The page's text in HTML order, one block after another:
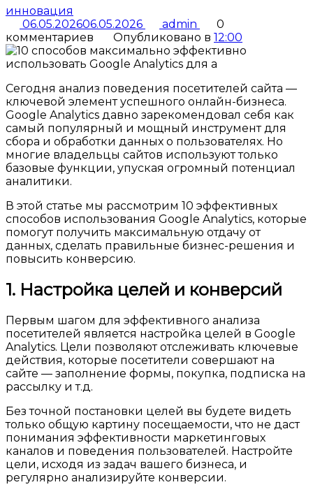
инновация
06.05.202606.05.2026 admin
0
комментариев
Опубликовано в 12:00
Сегодня анализ поведения посетителей сайта —
ключевой элемент успешного онлайн-бизнеса.
Google Analytics давно зарекомендовал себя как
самый популярный и мощный инструмент для
сбора и обработки данных о пользователях. Но
многие владельцы сайтов используют только
базовые функции, упуская огромный потенциал
аналитики.
В этой статье мы рассмотрим 10 эффективных
способов использования Google Analytics, которые
помогут получить максимальную отдачу от
данных, сделать правильные бизнес-решения и
повысить конверсию.
1. Настройка целей и конверсий
Первым шагом для эффективного анализа
посетителей является настройка целей в Google
Analytics. Цели позволяют отслеживать ключевые
действия, которые посетители совершают на
сайте — заполнение формы, покупка, подписка на
рассылку и т.д.
Без точной постановки целей вы будете видеть
только общую картину посещаемости, что не даст
понимания эффективности маркетинговых
каналов и поведения пользователей. Настройте
цели, исходя из задач вашего бизнеса, и
регулярно анализируйте конверсии.